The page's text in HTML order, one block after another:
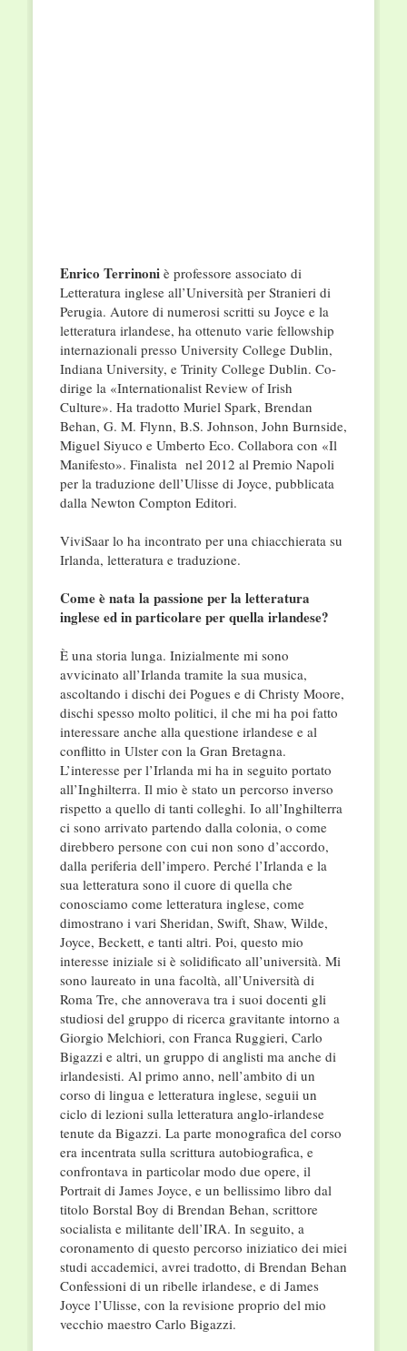
Enrico Terrinoni è professore associato di
Letteratura inglese all’Università per Stranieri di
Perugia. Autore di numerosi scritti su Joyce e la
letteratura irlandese, ha ottenuto varie fellowship
internazionali presso University College Dublin,
Indiana University, e Trinity College Dublin. Co-
dirige la «Internationalist Review of Irish
Culture». Ha tradotto Muriel Spark, Brendan
Behan, G. M. Flynn, B.S. Johnson, John Burnside,
Miguel Siyuco e Umberto Eco. Collabora con «Il
Manifesto». Finalista nel 2012 al Premio Napoli
per la traduzione dell’Ulisse di Joyce, pubblicata
dalla Newton Compton Editori.
ViviSaar lo ha incontrato per una chiacchierata su
Irlanda, letteratura e traduzione.
Come è nata la passione per la letteratura
inglese ed in particolare per quella irlandese?
È una storia lunga. Inizialmente mi sono
avvicinato all’Irlanda tramite la sua musica,
ascoltando i dischi dei Pogues e di Christy Moore,
dischi spesso molto politici, il che mi ha poi fatto
interessare anche alla questione irlandese e al
conflitto in Ulster con la Gran Bretagna.
L’interesse per l’Irlanda mi ha in seguito portato
all’Inghilterra. Il mio è stato un percorso inverso
rispetto a quello di tanti colleghi. Io all’Inghilterra
ci sono arrivato partendo dalla colonia, o come
direbbero persone con cui non sono d’accordo,
dalla periferia dell’impero. Perché l’Irlanda e la
sua letteratura sono il cuore di quella che
conosciamo come letteratura inglese, come
dimostrano i vari Sheridan, Swift, Shaw, Wilde,
Joyce, Beckett, e tanti altri. Poi, questo mio
interesse iniziale si è solidificato all’università. Mi
sono laureato in una facoltà, all’Università di
Roma Tre, che annoverava tra i suoi docenti gli
studiosi del gruppo di ricerca gravitante intorno a
Giorgio Melchiori, con Franca Ruggieri, Carlo
Bigazzi e altri, un gruppo di anglisti ma anche di
irlandesisti. Al primo anno, nell’ambito di un
corso di lingua e letteratura inglese, seguii un
ciclo di lezioni sulla letteratura anglo-irlandese
tenute da Bigazzi. La parte monografica del corso
era incentrata sulla scrittura autobiografica, e
confrontava in particolar modo due opere, il
Portrait di James Joyce, e un bellissimo libro dal
titolo Borstal Boy di Brendan Behan, scrittore
socialista e militante dell’IRA. In seguito, a
coronamento di questo percorso iniziatico dei miei
studi accademici, avrei tradotto, di Brendan Behan
Confessioni di un ribelle irlandese, e di James
Joyce l’Ulisse, con la revisione proprio del mio
vecchio maestro Carlo Bigazzi.